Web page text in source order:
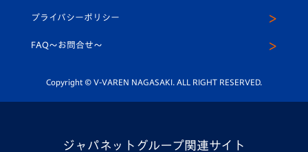
平和祈念活動
ホームタウン活動
スクール
公式LINE＠
プライバシーポリシー
FAQ〜お問合せ〜
Copyright © V-VAREN NAGASAKI. ALL RIGHT RESERVED.
ジャパネットグループ関連サイト